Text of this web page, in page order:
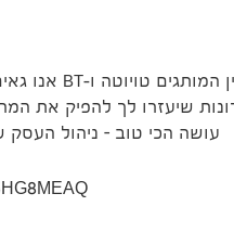
שיעזרו לך להפיק
עושה הכי טוב – ניהול העסק